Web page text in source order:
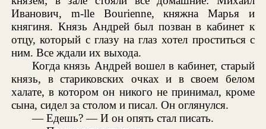
Иванович, m-lle Bourienne, княжна Марья и
княгиня. Князь Андрей был позван в кабинет к
отцу, который с глазу на глаз хотел проститься с
ним. Все ждали их выхода.
Когда князь Андрей вошел в кабинет, старый
князь, в стариковских очках и в своем белом
халате, в котором он никого не принимал, кроме
сына, сидел за столом и писал. Он оглянулся.
— Едешь? — И он опять стал писать.